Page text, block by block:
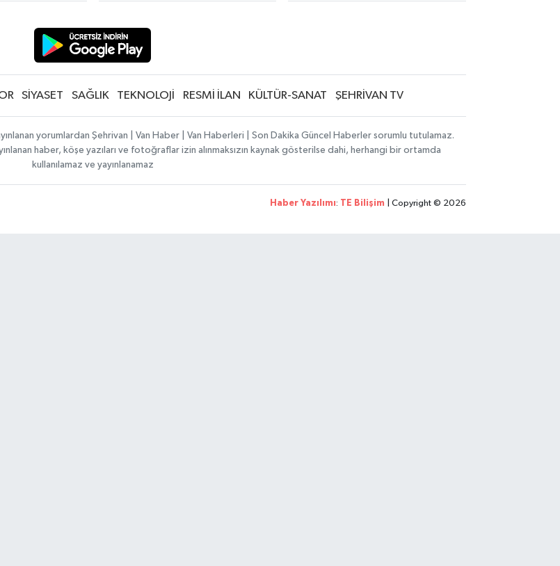
SİYASET SAĞLIK TEKNOLOJİ RESMİ İLAN KÜLTÜR-SANAT ŞEHRİVAN TV
yorumlardan Şehrivan | Van Haber | Van Haberleri | Son Dakika Güncel Haberler sorumlu tutulamaz.
haber, köşe yazıları ve fotoğraflar izin alınmaksızın kaynak gösterilse dahi, herhangi bir ortamda
kullanılamaz ve yayınlanamaz
Haber Yazılımı: TE Bilişim | Copyright © 2026